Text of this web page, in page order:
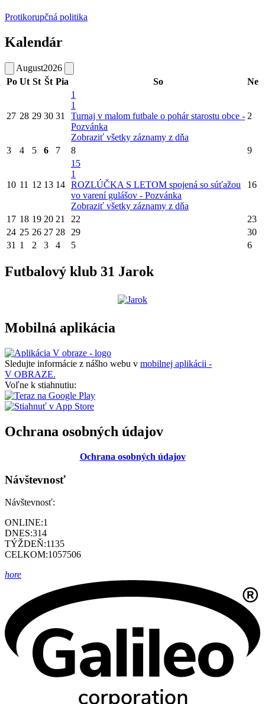
Protikorupčná politika
Kalendár
August2026
Po Ut St Št Pia So Ne
27 28 29 30 31
1
1
Turnaj v malom futbale o pohár starostu obce -
Pozvánka
Zobraziť všetky záznamy z dňa
2
3 4 5 6 7 8 9
10 11 12 13 14
15
1
ROZLÚČKA S LETOM spojená so súťažou
vo varení gulášov - Pozvánka
Zobraziť všetky záznamy z dňa
16
17 18 19 20 21 22
23
24 25 26 27 28 29
30
31 1 2 3 4 5 6
Futbalový klub 31 Jarok
Mobilná aplikácia
Sledujte informácie z nášho webu v mobilnej aplikácii -
V OBRAZE.
Voľne k stiahnutiu:
Ochrana osobných údajov
Ochrana osobných údajov
Návštevnosť
Návštevnosť:
ONLINE:1
DNES:314
TÝŽDEŇ:1135
CELKOM:1057506
hore